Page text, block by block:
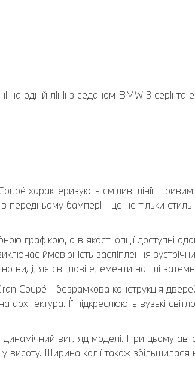
одній лінії з седаном BMW 3 серії та
характеризують сміливі лінії і
передньому бампері - це не тільки
графікою, а в якості опції доступні
ймовірність засліплення
виділяє світлові елементи на тлі
Coupé - безрамкова конструкція
Її підкреслюють вузькі
вигляд моделі. При цьому
Ширина колії також